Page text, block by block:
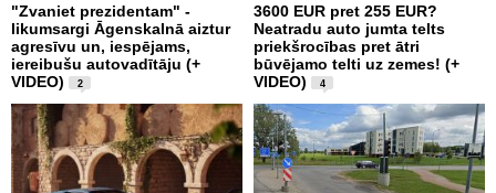
"Zvaniet prezidentam" -
likumsargi Āgenskalnā aiztur
agresīvu un, iespējams,
iereibušu autovadītāju (+
VIDEO)
2
3600 EUR pret 255 EUR?
Neatradu auto jumta telts
priekšrocības pret ātri
būvējamo telti uz zemes! (+
VIDEO)
4